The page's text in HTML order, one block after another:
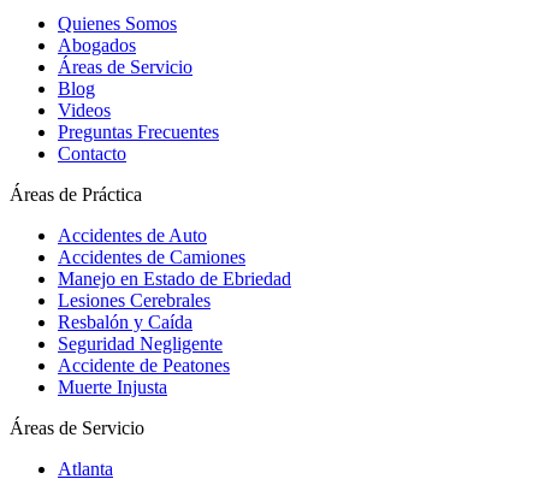
Quienes Somos
Abogados
Áreas de Servicio
Blog
Videos
Preguntas Frecuentes
Contacto
Áreas de Práctica
Accidentes de Auto
Accidentes de Camiones
Manejo en Estado de Ebriedad
Lesiones Cerebrales
Resbalón y Caída
Seguridad Negligente
Accidente de Peatones
Muerte Injusta
Áreas de Servicio
Atlanta